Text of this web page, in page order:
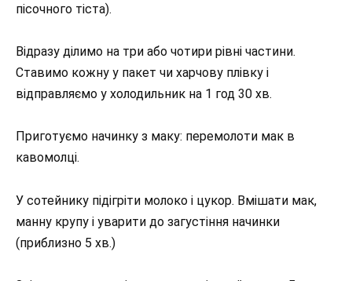
пісочного тіста).
Відразу ділимо на три або чотири рівні частини.
Ставимо кожну у пакет чи харчову плівку і
відправляємо у холодильник на 1 год 30 хв.
Приготуємо начинку з маку: перемолоти мак в
кавомолці.
У сотейнику підігріти молоко і цукор. Вмішати мак,
манну крупу і уварити до загустіння начинки
(приблизно 5 хв.)